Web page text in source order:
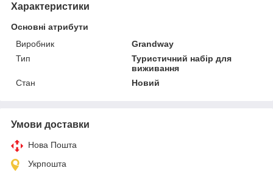
Характеристики
Основні атрибути
Виробник
Grandway
Тип
Туристичний набір для
виживання
Стан
Новий
Умови доставки
Нова Пошта
Укрпошта